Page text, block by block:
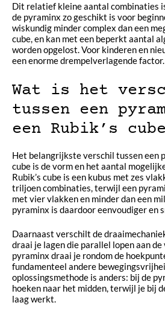
Dit relatief kleine aantal combinaties
de pyraminx zo geschikt is voor
wiskundig minder complex dan een
cube, en kan met een beperkt aantal
worden opgelost. Voor kinderen en
een enorme drempelverlagende factor.
Wat is het
tussen een
een Rubik’s
Het belangrijkste verschil tussen een
cube is de vorm en het aantal
Rubik’s cube is een kubus met zes
triljoen combinaties, terwijl een
met vier vlakken en minder dan een
pyraminx is daardoor eenvoudiger en
Daarnaast verschilt de
draai je lagen die parallel lopen aan
pyraminx draai je rondom de
fundamenteel andere
oplossingsmethode is anders: bij de
hoeken naar het midden, terwijl je bij
laag werkt.